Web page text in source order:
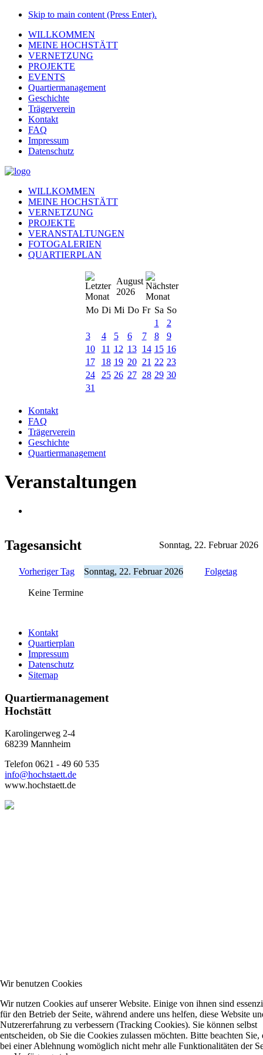
Skip to main content (Press Enter).
WILLKOMMEN
MEINE HOCHSTÄTT
VERNETZUNG
PROJEKTE
EVENTS
Quartiermanagement
Geschichte
Trägerverein
Kontakt
FAQ
Impressum
Datenschutz
WILLKOMMEN
MEINE HOCHSTÄTT
VERNETZUNG
PROJEKTE
VERANSTALTUNGEN
FOTOGALERIEN
QUARTIERPLAN
August
2026
Mo Di Mi Do Fr Sa So
1
2
3
4 5 6 7 8
9
10
11 12 13 14 15 16
17
18 19 20 21 22 23
24
25 26 27 28 29 30
31
Kontakt
FAQ
Trägerverein
Geschichte
Quartiermanagement
Veranstaltungen
Tagesansicht Sonntag, 22. Februar 2026
Vorheriger Tag Sonntag, 22. Februar 2026 Folgetag
Keine Termine
Kontakt
Quartierplan
Impressum
Datenschutz
Sitemap
Quartiermanagement
Hochstätt
Karolingerweg 2-4
68239 Mannheim
Telefon 0621 - 49 60 535
info@hochstaett.de
www.hochstaett.de
Wir benutzen Cookies
Wir nutzen Cookies auf unserer Website. Einige von ihnen sind
für den Betrieb der Seite, während andere uns helfen, diese Website
Nutzererfahrung zu verbessern (Tracking Cookies). Sie können selbst
entscheiden, ob Sie die Cookies zulassen möchten. Bitte beachten Sie,
bei einer Ablehnung womöglich nicht mehr alle Funktionalitäten der